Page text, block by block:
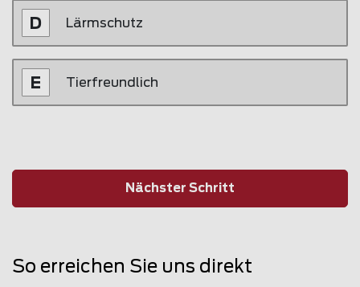
Lärmschutz
Tierfreundlich
Nächster Schritt
So erreichen Sie uns direkt